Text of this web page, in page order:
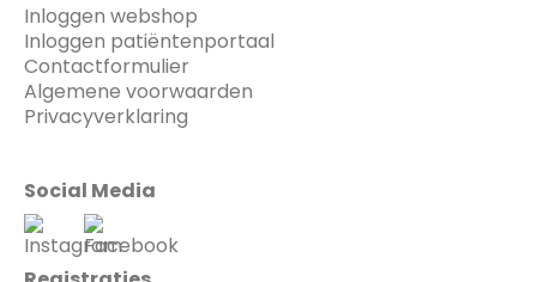
Inloggen webshop
Inloggen patiëntenportaal
Contactformulier
Algemene voorwaarden
Privacyverklaring
Social Media